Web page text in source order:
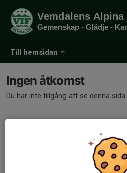
Till hemsidan
Vemdalens Alpina
Ingen åtkomst
Du har inte tillgång att se denna sida.